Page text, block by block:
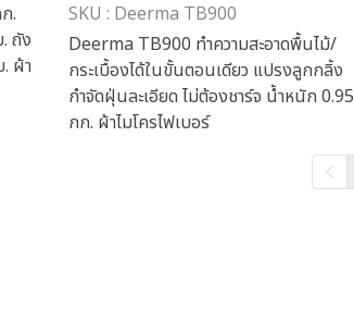
.
ถัง
ผ้า
SKU : Deerma TB900
Deerma TB900 ทำความสะอาดพื้นไม้/
กระเบื้องได้ในขั้นตอนเดียว แปรงลูกกลิ้ง
กำจัดฝุ่นละเอียด ไม่ต้องชาร์จ น้ำหนัก 0.95
กก. ผ้าไมโครไฟเบอร์